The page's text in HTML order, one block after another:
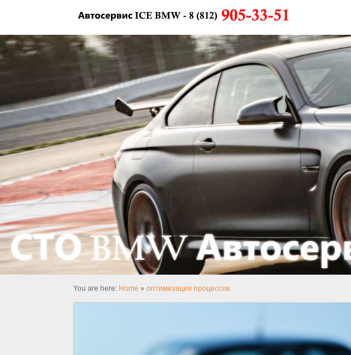
You are here: Home » оптимизация процессов